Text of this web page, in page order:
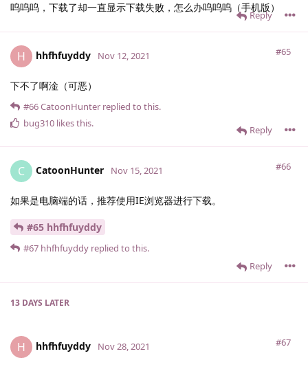
呜呜呜，下载了却一直显示下载失败，怎么办呜呜呜（手机版）
Reply
H hhfhfuyddy #65
Nov 12, 2021
下不了啊淦（可恶）
Reply
#66CatoonHunter replied to this.
bug310 likes this.
C CatoonHunter #66
Nov 15, 2021
如果是电脑端的话，推荐使用IE浏览器进行下载。
#65 hhfhfuyddy
Reply
#67 hhfhfuyddy replied to this.
13 DAYS LATER
H hhfhfuyddy #67
Nov 28, 2021